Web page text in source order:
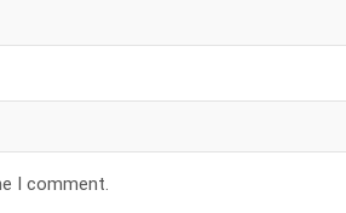
I comment.